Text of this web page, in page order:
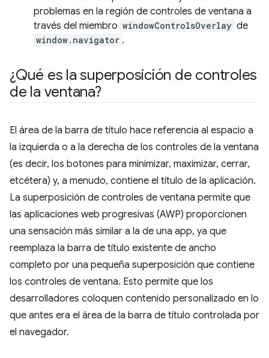
problemas en la región de controles de ventana a
través del miembro windowControlsOverlay de
window.navigator .
¿Qué es la superposición de controles
de la ventana?
El área de la barra de título hace referencia al espacio a
la izquierda o a la derecha de los controles de la ventana
(es decir, los botones para minimizar, maximizar, cerrar,
etcétera) y, a menudo, contiene el título de la aplicación.
La superposición de controles de ventana permite que
las aplicaciones web progresivas (AWP) proporcionen
una sensación más similar a la de una app, ya que
reemplaza la barra de título existente de ancho
completo por una pequeña superposición que contiene
los controles de ventana. Esto permite que los
desarrolladores coloquen contenido personalizado en lo
que antes era el área de la barra de título controlada por
el navegador.